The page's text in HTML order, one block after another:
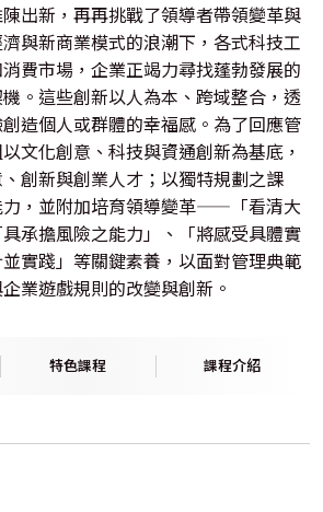
出新，再再挑戰了領導者帶領變革與
與新商業模式的浪潮下，各式科技工
費市場，企業正竭力尋找蓬勃發展的
。這些創新以人為本、跨域整合，透
造個人或群體的幸福感。為了回應管
文化創意、科技與資通創新為基底，
創新與創業人才；以獨特規劃之課
力，並附加培育領導變革——「看清大
承擔風險之能力」、「將感受具體實
實踐」等關鍵素養，以面對管理典範
業遊戲規則的改變與創新。
特色課程 課程介紹